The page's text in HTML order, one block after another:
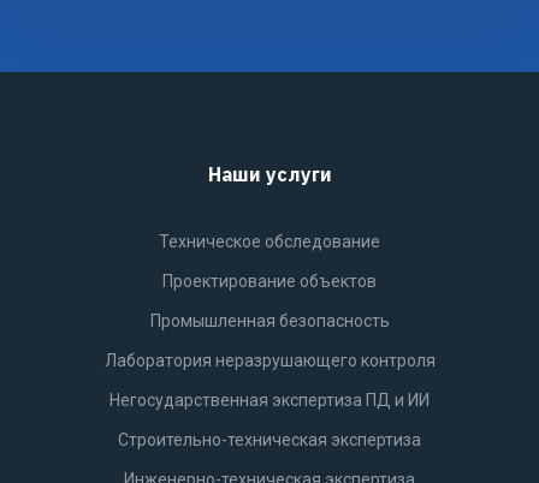
Наши услуги
Техническое обследование
Проектирование объектов
Промышленная безопасность
Лаборатория неразрушающего контроля
Негосударственная экспертиза ПД и ИИ
Строительно-техническая экспертиза